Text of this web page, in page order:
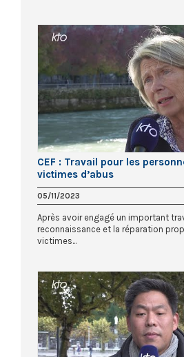
CEF : Travail pour les
victimes d’abus
05/11/2023
Après avoir engagé un important
reconnaissance et la réparation
victimes...